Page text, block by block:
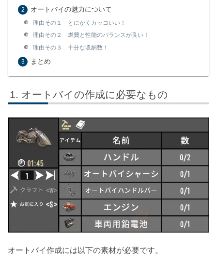
オートバイの魅力について
理由その１ とにかくカッコいい！
理由その２ 燃費と性能のバランスが良い！
理由その３ 十分な収納数！
まとめ
オートバイの作成に必要なもの
オートバイ作成には以下の素材が必要です。